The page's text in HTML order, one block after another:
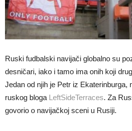
Ruski fudbalski navijači globalno su
desničari, iako i tamo ima onih koji
Jedan od njih je Petr iz Ekaterinburga,
ruskog bloga LeftSideTerraces. Za
govorio o navijačkoj sceni u Rusiji.